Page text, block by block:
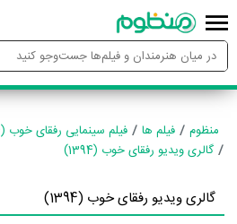
منظوم فیلم ها
فیلم سینمایی رفقای خوب (1394)
گالری ویدیو رفقای خوب (1394)
گالری ویدیو رفقای خوب (1394)